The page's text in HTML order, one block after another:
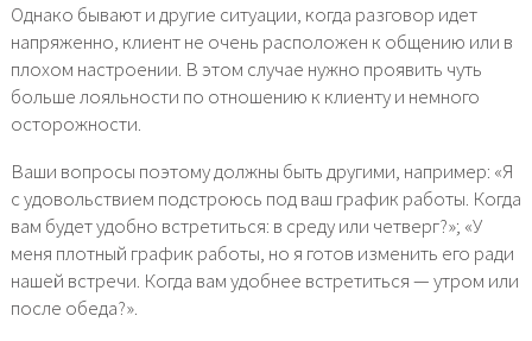
Однако бывают и другие ситуации, когда разговор идет
напряженно, клиент не очень расположен к общению или в
плохом настроении. В этом случае нужно проявить чуть
больше лояльности по отношению к клиенту и немного
осторожности.
Ваши вопросы поэтому должны быть другими, например: «Я
с удовольствием подстроюсь под ваш график работы. Когда
вам будет удобно встретиться: в среду или четверг?»; «У
меня плотный график работы, но я готов изменить его ради
нашей встречи. Когда вам удобнее встретиться — утром или
после обеда?».